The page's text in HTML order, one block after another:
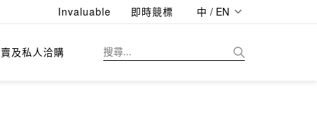
Invaluable 即時競標 中 / EN
及私人洽購